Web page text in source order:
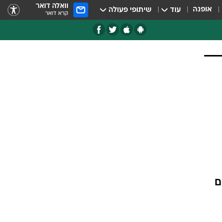
אופנה עוד שיתופי פעולה וואלה דואר
קרא דואר